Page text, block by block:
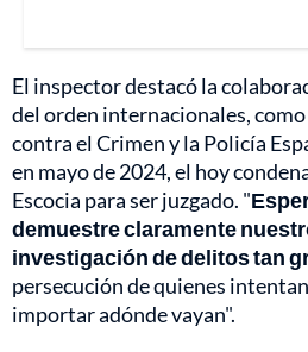
El inspector destacó la
del orden internacionales,
contra el Crimen y la Policía
en mayo de 2024, el hoy
Escocia para ser juzgado. "
demuestre claramente
investigación de delitos tan
persecución de quienes
importar adónde vayan".